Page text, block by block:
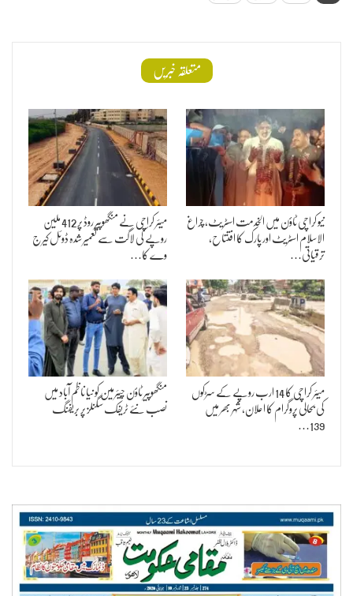
متعلقہ خبریں
نیو کراچی ٹاؤن میں الخدمت اسٹریٹ، چراغ
الاسلام اسٹریٹ اور پارک کا افتتاح،
ترقیاتی…
میئر کراچی نے منگھوپیر روڈ پر 412 ملین
روپے کی لاگت سے تعمیر شدہ ڈوئل کیرج
وے کا…
میئر کراچی کا 14 ارب روپے کے سڑکوں
کی بحالی پروگرام کا اعلان، شہر بھر میں
139…
منگھوپیر ٹاؤن چیئرمین کو نیا ناظم آباد میں
نصب نئے ٹریفک سگنلز پر بریفنگ